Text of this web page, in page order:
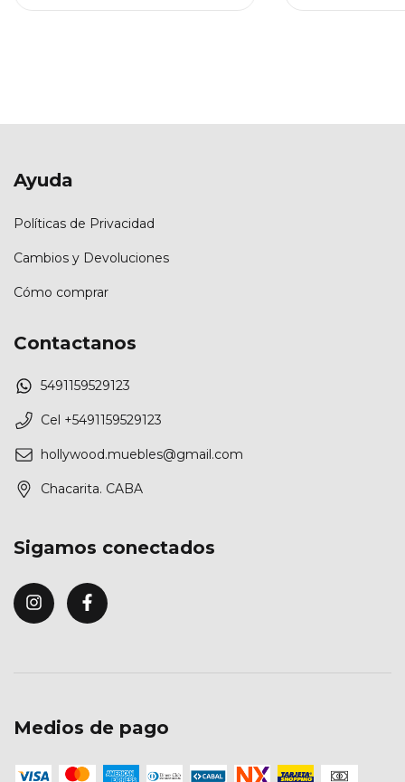
Ayuda
Políticas de Privacidad
Cambios y Devoluciones
Cómo comprar
Contactanos
5491159529123
Cel +5491159529123
hollywood.muebles@gmail.com
Chacarita. CABA
Sigamos conectados
Medios de pago